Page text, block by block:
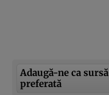
Adaugă-ne ca sursă
preferată